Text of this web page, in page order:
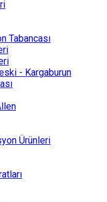
Tabancası
- Kargaburun
Ürünleri